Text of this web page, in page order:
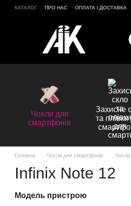
Перейти до основного контенту
КАТАЛОГ ПРО НАС ОПЛАТА І ДОСТАВКА
Чохли для
смартфонів
Захисне
та плівки
Головна Чохли для смартфонів Чохли
Infinix Note 12
Модель пристрою